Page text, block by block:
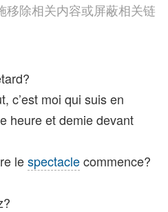
移除相关内容或屏蔽相关链
c’est moi qui suis en
heure et demie devant
lespectaclecommence?